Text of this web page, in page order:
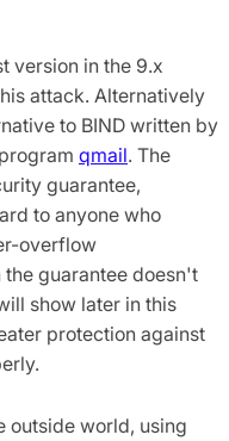
version in the 9.x
attack. Alternatively
to BIND written by
qmail. The
guarantee,
to anyone who
overflow
guarantee doesn't
show later in this
protection against
outside world, using